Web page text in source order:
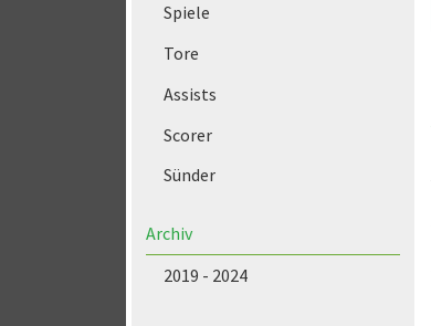
Spiele
Tore
Assists
Scorer
Sünder
Archiv
2019 - 2024